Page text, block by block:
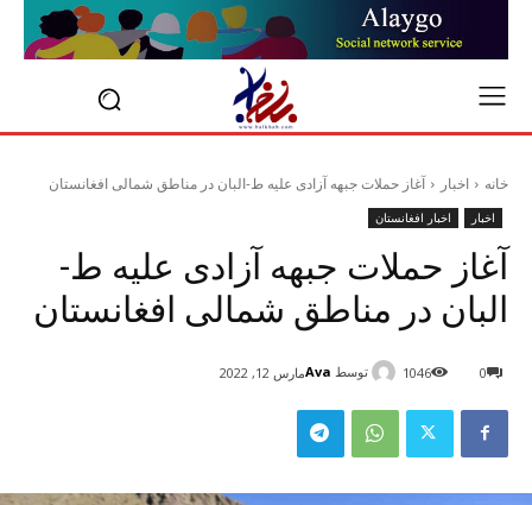
خانه اخبار آغاز حملات جبهه آزادی علیه ط-البان در مناطق شمالی افغانستان
اخبار اخبار افغانستان
آغاز حملات جبهه آزادی علیه ط-
البان در مناطق شمالی افغانستان
توسط Avaمارس 12, 2022 0
1046